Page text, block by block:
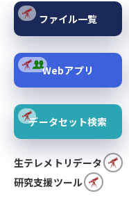
ファイル一覧
Webアプリ
データセット検索
生テレメトリデータ
研究支援ツール